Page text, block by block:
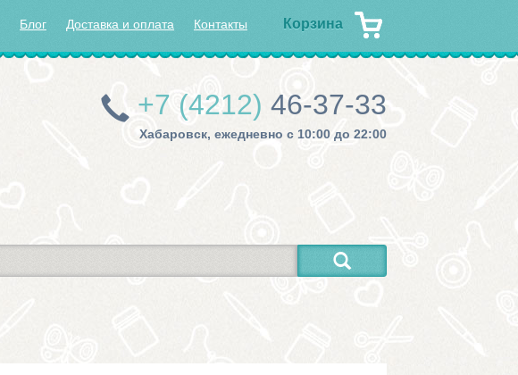
Корзина
Блог Доставка и оплата Контакты
+7 (4212) 46-37-33
Хабаровск, ежедневно с 10:00 до 22:00